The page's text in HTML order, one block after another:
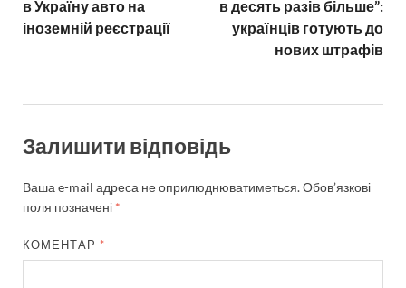
в Україну авто на
іноземній реєстрації
в десять разів більше”:
українців готують до
нових штрафів
Залишити відповідь
Ваша e-mail адреса не оприлюднюватиметься.Обов’язкові
поля позначені *
КОМЕНТАР *